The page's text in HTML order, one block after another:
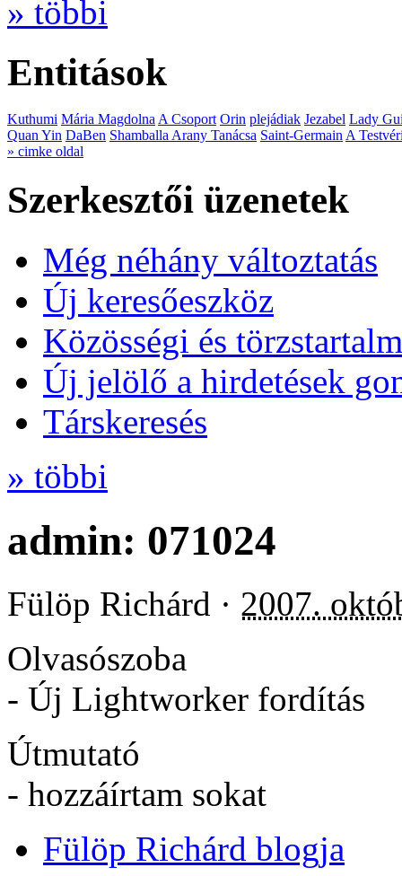
» többi
Entitások
Kuthumi Mária MagdolnaA Csoport Orin plejádiak Jezabel Lady
Quan Yin DaBen Shamballa Arany Tanácsa Saint-GermainA
» cimke oldal
Szerkesztői üzenetek
Még néhány változtatás
Új keresőeszköz
Közösségi és
Új jelölő a hirdetések
Társkeresés
» többi
admin: 071024
Fülöp Richárd · 2007.
Olvasószoba
- Új Lightworker fordítás
Útmutató
- hozzáírtam sokat
Fülöp Richárd blogja